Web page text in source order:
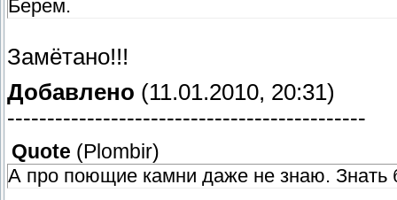
Берем.
Замётано!!!
Добавлено (11.01.2010, 20:31)
---------------------------------------------
Quote (Plombir)
А про поющие камни даже не знаю. Знать